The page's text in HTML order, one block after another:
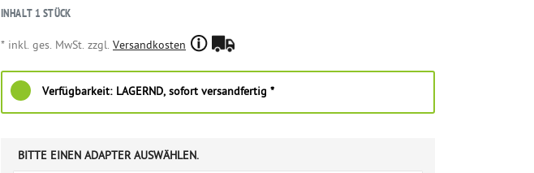
INHALT 1STÜCK
* inkl. ges. MwSt. zzgl. Versandkosten
Verfügbarkeit: LAGERND, sofort versandfertig *
BITTE EINEN ADAPTER AUSWÄHLEN.